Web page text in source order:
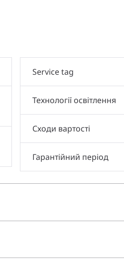
Service tag
Технології освітлення
Сходи вартості
Гарантійний період